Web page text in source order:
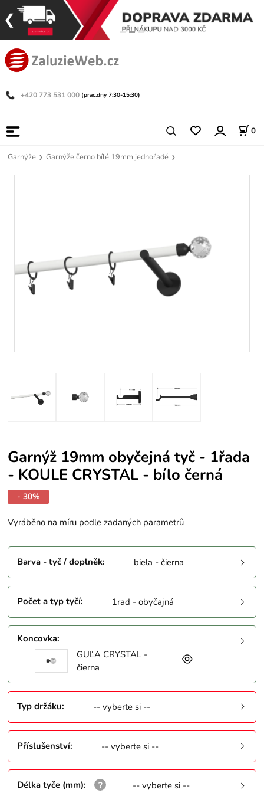
+420 773 531 000 (prac.dny 7:30-15:30)
0
Garnýže Garnýže černo bílé 19mm jednořadé
Garnýž 19mm obyčejná tyč - 1řada
- KOULE CRYSTAL - bílo černá
- 30%
Vyráběno na míru podle zadaných parametrů
Barva - tyč / doplněk: biela - čierna
Počet a typ tyčí: 1rad - obyčajná
Koncovka:
GUĽA CRYSTAL -
čierna
Typ držáku: -- vyberte si --
Příslušenství: -- vyberte si --
Délka tyče (mm): -- vyberte si --